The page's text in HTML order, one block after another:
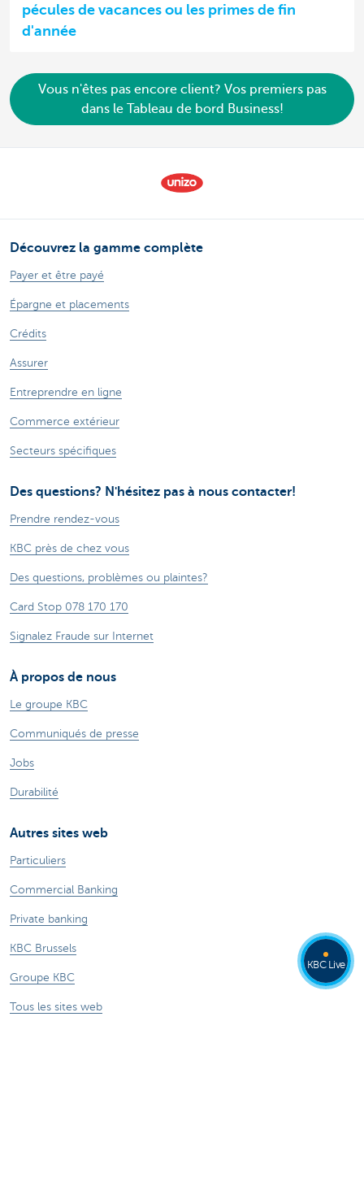
pécules de vacances ou les primes de fin
d'année
Vous n'êtes pas encore client? Vos premiers pas
dans le Tableau de bord Business!
Découvrez la gamme complète
Payer et être payé
Épargne et placements
Crédits
Assurer
Entreprendre en ligne
Commerce extérieur
Secteurs spécifiques
Des questions? N'hésitez pas à nous contacter!
Prendre rendez-vous
KBC près de chez vous
Des questions, problèmes ou plaintes?
Card Stop 078 170 170
Signalez Fraude sur Internet
À propos de nous
Le groupe KBC
Communiqués de presse
Jobs
Durabilité
Autres sites web
Particuliers
Commercial Banking
Private banking
KBC Brussels
Groupe KBC
Tous les sites web
KBC Live